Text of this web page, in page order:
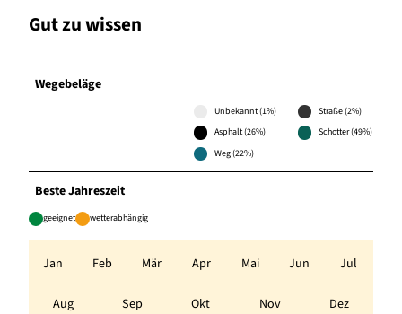
Gut zu wissen
Wegebeläge
Unbekannt (1%)
Straße (2%)
Asphalt (26%)
Schotter (49%)
Weg (22%)
Beste Jahreszeit
geeignet wetterabhängig
Jan Feb Mär Apr Mai Jun Jul
Aug Sep Okt Nov Dez